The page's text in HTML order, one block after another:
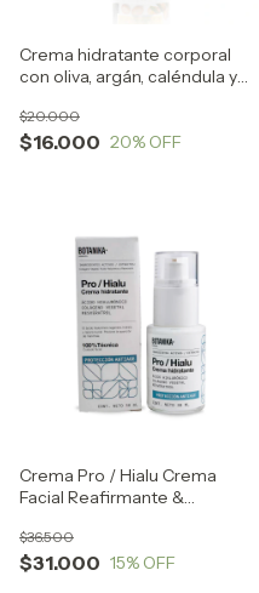
Crema hidratante corporal
con oliva, argán, caléndula y
$16.000
$20.000
20% OFF
Crema Pro / Hialu Crema
Facial Reafirmante &
$31.000
$36.500
15% OFF